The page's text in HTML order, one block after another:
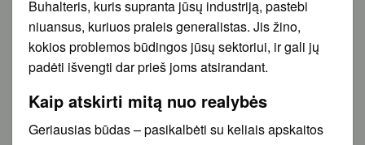
Buhalteris, kuris supranta jūsų industriją, pastebi
niuansus, kuriuos praleis generalistas. Jis žino,
kokios problemos būdingos jūsų sektoriui, ir gali jų
padėti išvengti dar prieš joms atsirandant.
Kaip atskirti mitą nuo realybės
Geriausias būdas – pasikalbėti su keliais apskaitos